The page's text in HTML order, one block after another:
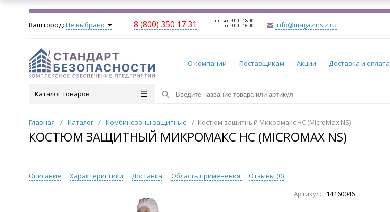
Ваш город: Не выбрано 8 (800) 350 17 31 пн - чт: 9.00 - 18.00
пт: 9.00 - 16.00 info@magazinsiz.ru
О компании Поставщикам Акции Доставка и оплата
Каталог товаров
Главная / Каталог / Комбинезоны защитные / Костюм защитный Микромакс НС (MicroMax NS)
КОСТЮМ ЗАЩИТНЫЙ МИКРОМАКС НС (MICROMAX NS)
Описание Характеристики Доставка Область применения Отзывы (0)
Артикул: 14160046